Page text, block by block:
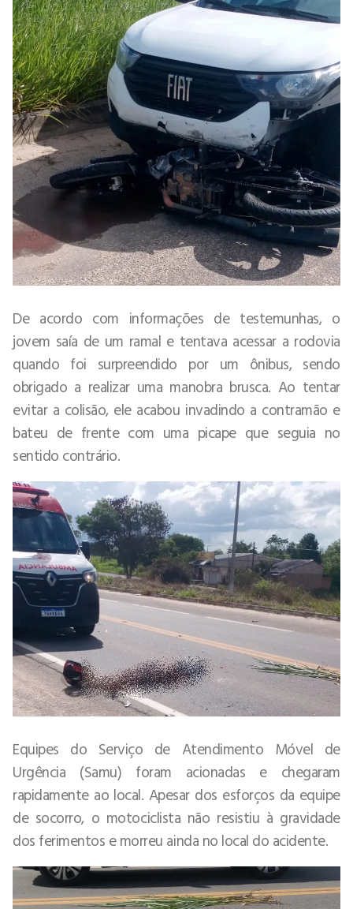
De acordo com informações de testemunhas, o
jovem saía de um ramal e tentava acessar a rodovia
quando foi surpreendido por um ônibus, sendo
obrigado a realizar uma manobra brusca. Ao tentar
evitar a colisão, ele acabou invadindo a contramão e
bateu de frente com uma picape que seguia no
sentido contrário.
Equipes do Serviço de Atendimento Móvel de
Urgência (Samu) foram acionadas e chegaram
rapidamente ao local. Apesar dos esforços da equipe
de socorro, o motociclista não resistiu à gravidade
dos ferimentos e morreu ainda no local do acidente.